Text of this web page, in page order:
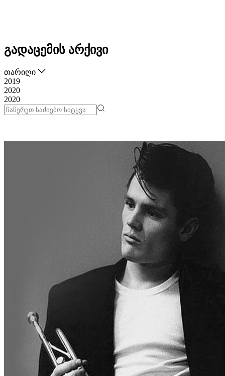
გადაცემის არქივი
თარიღი
2019
2020
2020